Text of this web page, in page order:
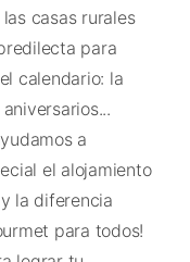
casas rurales
para
calendario: la
a
el alojamiento
la diferencia
para todos!